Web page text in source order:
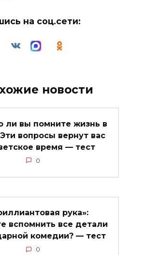
на соц.сети:
новости
ли вы помните жизнь в
вопросы вернут вас
время — тест
0
рука»:
вспомнить все детали
комедии? — тест
0